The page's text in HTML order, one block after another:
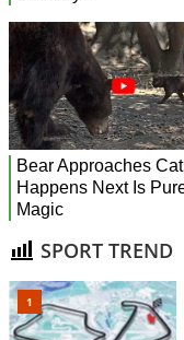
SPORT TREND